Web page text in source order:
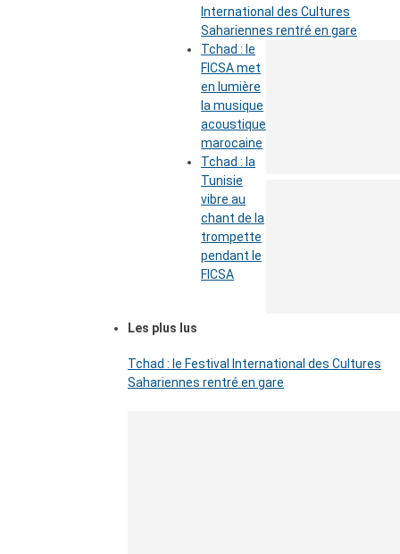
International des Cultures
Sahariennes rentré en gare
Tchad : le
FICSA met
en lumière
la musique
acoustique
marocaine
Tchad : la
Tunisie
vibre au
chant de la
trompette
pendant le
FICSA
Les plus lus
Tchad : le Festival International des Cultures
Sahariennes rentré en gare